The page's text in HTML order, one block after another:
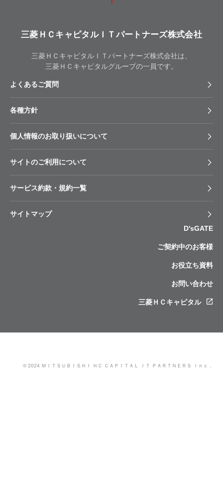
よくあるご質問
各種⽅針
個人情報のお取り扱いについて
サイトのご利用について
サービス約款・規約一覧
サイトマップ
三菱ＨＣキャピタルＩＴパートナーズ株式会社
三菱ＨＣキャピタルＩＴパートナーズ株式会社は、
三菱ＨＣキャピタルグループの一員です。
D'sGATE
ご契約中のお客様
お役立ち資料
お問い合わせ
三菱ＨＣキャピタル
© 2024 ＭＩＴＳＵＢＩＳＨＩ ＨＣ ＣＡＰＩＴＡＬ ＩＴ ＰＡＲＴＮＥＲＳ Ｉｎｃ．